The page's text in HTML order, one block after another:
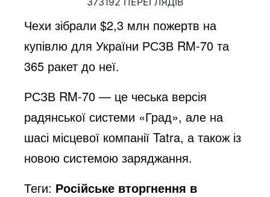
Чехи зібрали $2,3 млн пожертв на
купівлю для України РСЗВ RM-70 та
365 ракет до неї.
РСЗВ RM-70 — це чеська версія
радянської системи «Град», але на
шасі місцевої компанії Tatra, а також із
новою системою заряджання.
Теги: Російське вторгнення в